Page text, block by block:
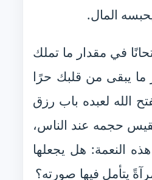
المال.
في مقدار ما تملك
يبقى من قلبك حرًا
الله لعبده باب رزق
حجمه عند الناس،
النعمة: هل يجعلها
يتأمل فيها صورته؟